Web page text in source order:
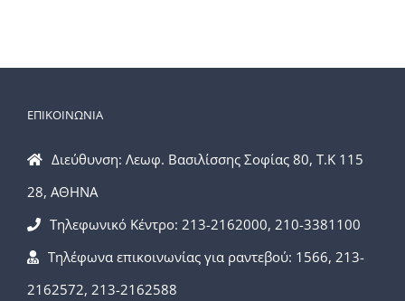
ΕΠΙΚΟΙΝΩΝΙΑ
Διεύθυνση: Λεωφ. Βασιλίσσης Σοφίας 80, Τ.Κ 115
28, ΑΘΗΝΑ
Τηλεφωνικό Κέντρο: 213-2162000, 210-3381100
Τηλέφωνα επικοινωνίας για ραντεβού: 1566, 213-
2162572, 213-2162588